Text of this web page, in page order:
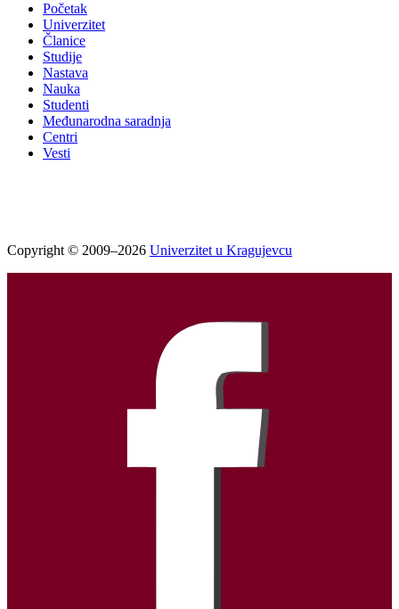
Početak
Univerzitet
Članice
Studije
Nastava
Nauka
Studenti
Međunarodna saradnja
Centri
Vesti
Copyright © 2009–2026 Univerzitet u Kragujevcu